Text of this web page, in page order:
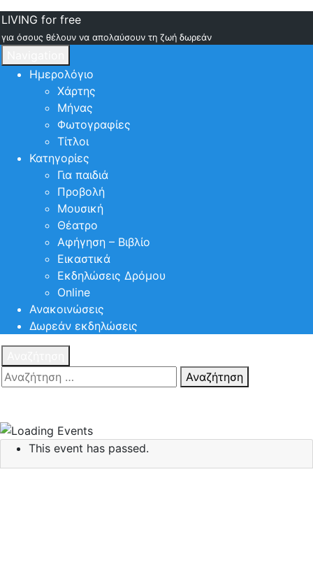
LIVING for free
για όσους θέλουν να απολαύσουν τη ζωή δωρεάν
Ημερολόγιο
Χάρτης
Μήνας
Φωτογραφίες
Τίτλοι
Κατηγορίες
Για παιδιά
Προβολή
Μουσική
Θέατρο
Αφήγηση – Βιβλίο
Εικαστικά
Εκδηλώσεις Δρόμου
Online
Ανακοινώσεις
Δωρεάν εκδηλώσεις
Αναζήτηση
This event has passed.